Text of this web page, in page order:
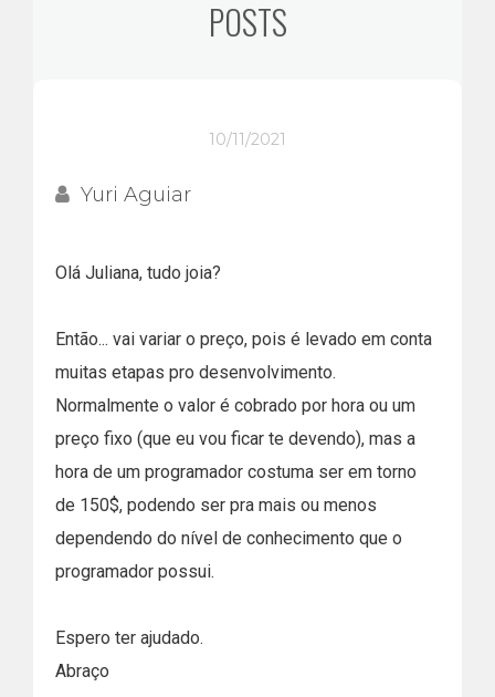
POSTS
10/11/2021
Yuri Aguiar
Olá Juliana, tudo joia?
Então... vai variar o preço, pois é levado em conta
muitas etapas pro desenvolvimento.
Normalmente o valor é cobrado por hora ou um
preço fixo (que eu vou ficar te devendo), mas a
hora de um programador costuma ser em torno
de 150$, podendo ser pra mais ou menos
dependendo do nível de conhecimento que o
programador possui.
Espero ter ajudado.
Abraço